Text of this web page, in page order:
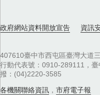
政府網站資料開放宣告 資訊
407610臺中市西屯區臺灣大道
行動代表號：0910-289111，
撥：(04)2220-3585
各機關聯絡資訊 ， 市府電子報